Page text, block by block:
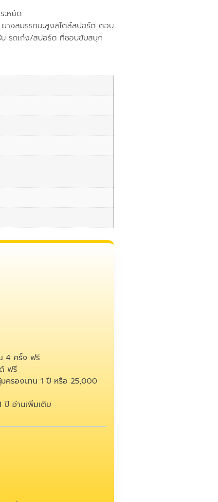
ะหยัด
างสมรรถนะสูงสไตล์สปอร์ต ตอบ
รถเก๋ง/สปอร์ต ที่ชอบขับสนุก
4 ครั้ง ฟรี
ฟรี
มครองนาน 1 ปี หรือ 25,000
ปี อ่านเพิ่มเติม